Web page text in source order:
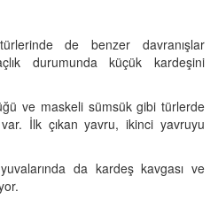
de benzer davranışlar
durumunda küçük kardeşini
ve maskeli sümsük gibi türlerde
İlk çıkan yavru, ikinci yavruyu
da kardeş kavgası ve